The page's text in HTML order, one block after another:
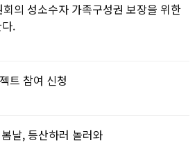
의 성소수자 가족구성권 보장을 위한
.
트 참여 신청
날, 등산하러 놀러와